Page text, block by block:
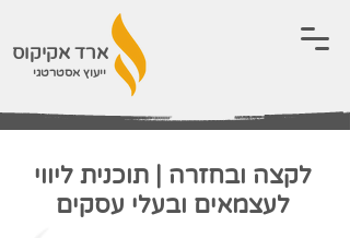
ארד אקיקוס
ייעוץ אסטרטגי
לקצה ובחזרה | תוכנית ליווי
לעצמאים ובעלי עסקים